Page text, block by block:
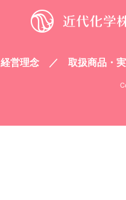
経営理念 取扱商品・